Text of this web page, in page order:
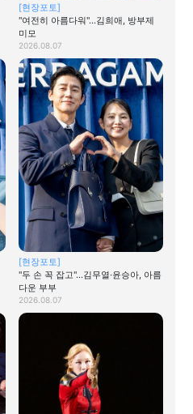
[현장포토]
"여전히 아름다워"…김희애, 방부제
미모
2026.08.07
[현장포토]
"두 손 꼭 잡고"…김무열·윤승아, 아름
다운 부부
2026.08.07